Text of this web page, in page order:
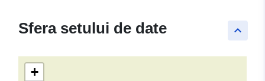
keyboard_arrow_up
Sfera setului de date
+